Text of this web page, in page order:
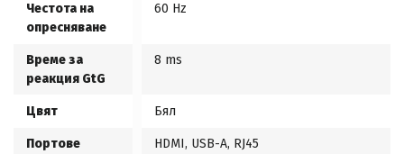
Честота на
опресняване
60 Hz
Време за
реакция GtG
8 ms
Цвят Бял
Портове HDMI, USB-A, RJ45